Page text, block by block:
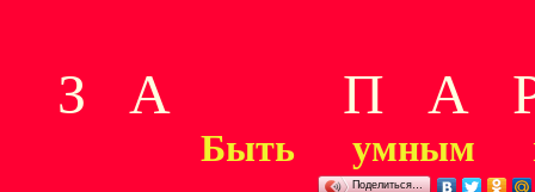
З А П А Р
Быть умным
Поделиться…